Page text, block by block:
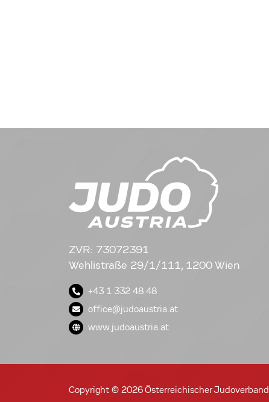
ZVR: 73072391
Wehlistraße 29/1/111, 1200 Wien
+43 1 332 48 48
office@judoaustria.at
www.judoaustria.at
Copyright © 2026 Österreichischer Judoverband